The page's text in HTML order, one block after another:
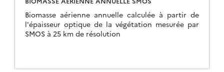
Biomasse aérienne annuelle calculée à partir de
l'épaisseur optique de la végétation mesurée par
SMOS à 25 km de résolution